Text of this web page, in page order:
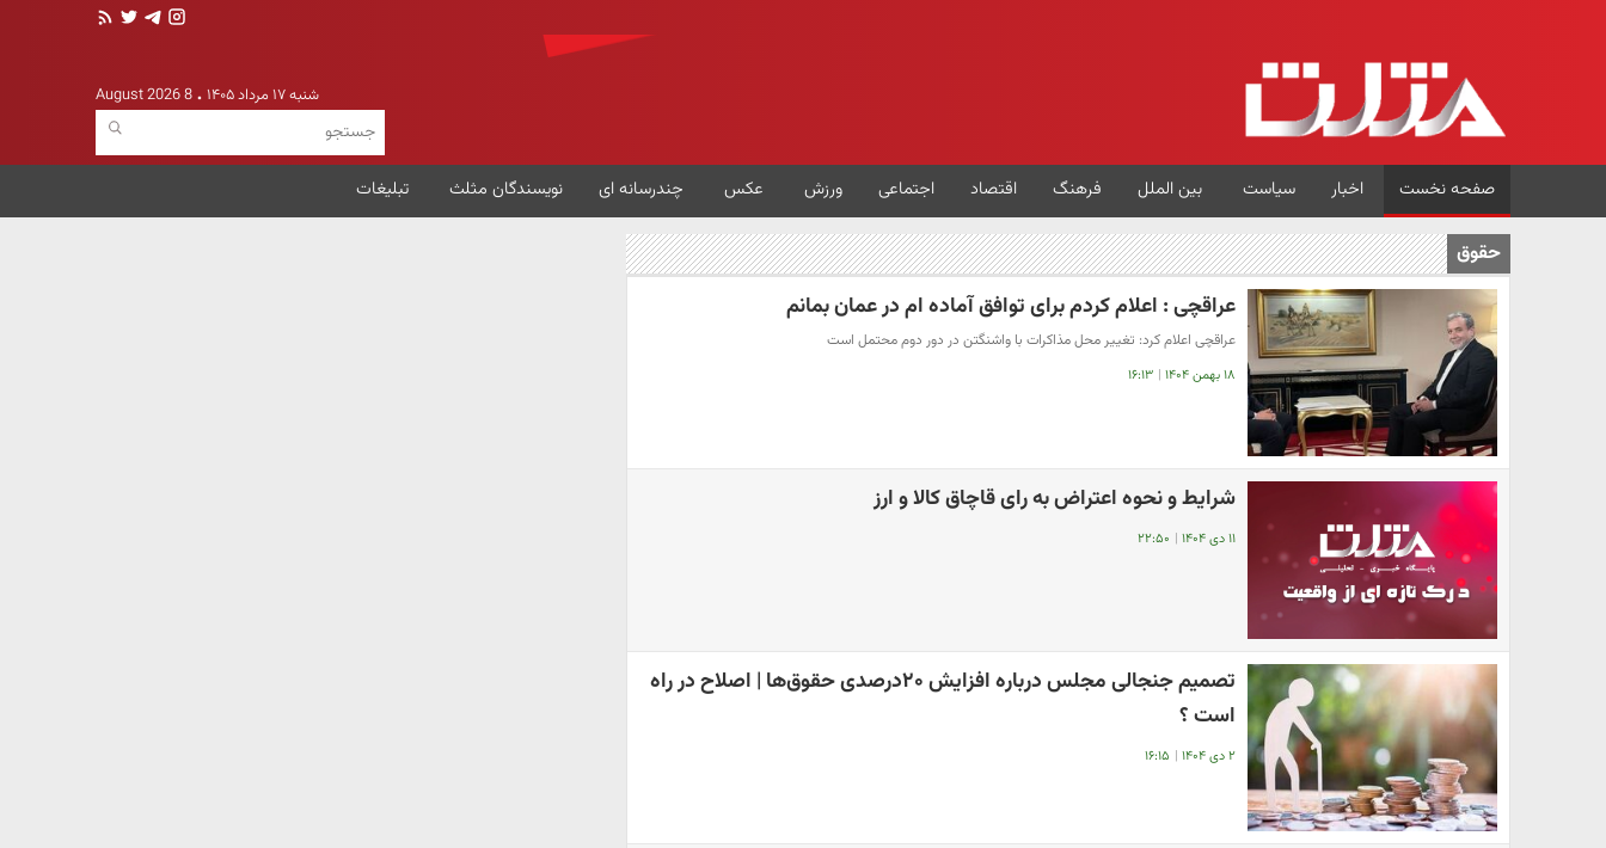
شنبه ۱۷ مرداد ۱۴۰۵ 8 August 2026
صفحه نخست اخبار سیاست بین الملل فرهنگ اقتصاد اجتماعی ورزش عکس چندرسانه ای نویسندگان مثلث تبلیغات
حقوق
عراقچی : اعلام کردم برای توافق آماده ام در عمان بمانم
عراقچی اعلام کرد: تغییر محل مذاکرات با واشنگتن در دور دوم محتمل است
۱۸ بهمن ۱۴۰۴ | ۱۶:۱۳
شرایط و نحوه اعتراض به رای قاچاق کالا و ارز
۱۱ دی ۱۴۰۴ | ۲۲:۵۰
تصمیم جنجالی مجلس درباره افزایش ۲۰درصدی حقوق‌ها | اصلاح در راه
است ؟
۲ دی ۱۴۰۴ | ۱۶:۱۵